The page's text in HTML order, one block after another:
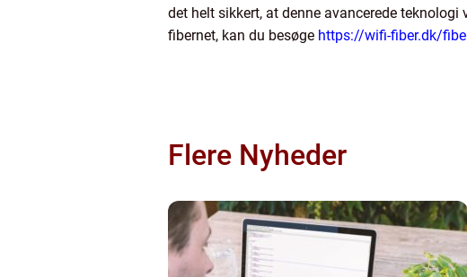
det helt sikkert, at denne avancerede
fibernet, kan du besøge https://wifi-fiber.dk/
Flere Nyheder